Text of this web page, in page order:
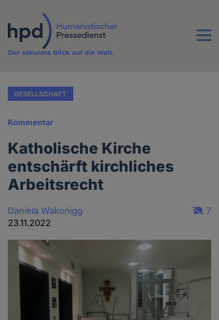
Inhalt
Menu
Der säkulare Blick auf die Welt.
GESELLSCHAFT
Kommentar
Katholische Kirche
entschärft kirchliches
Arbeitsrecht
Daniela Wakonigg
23.11.2022
7